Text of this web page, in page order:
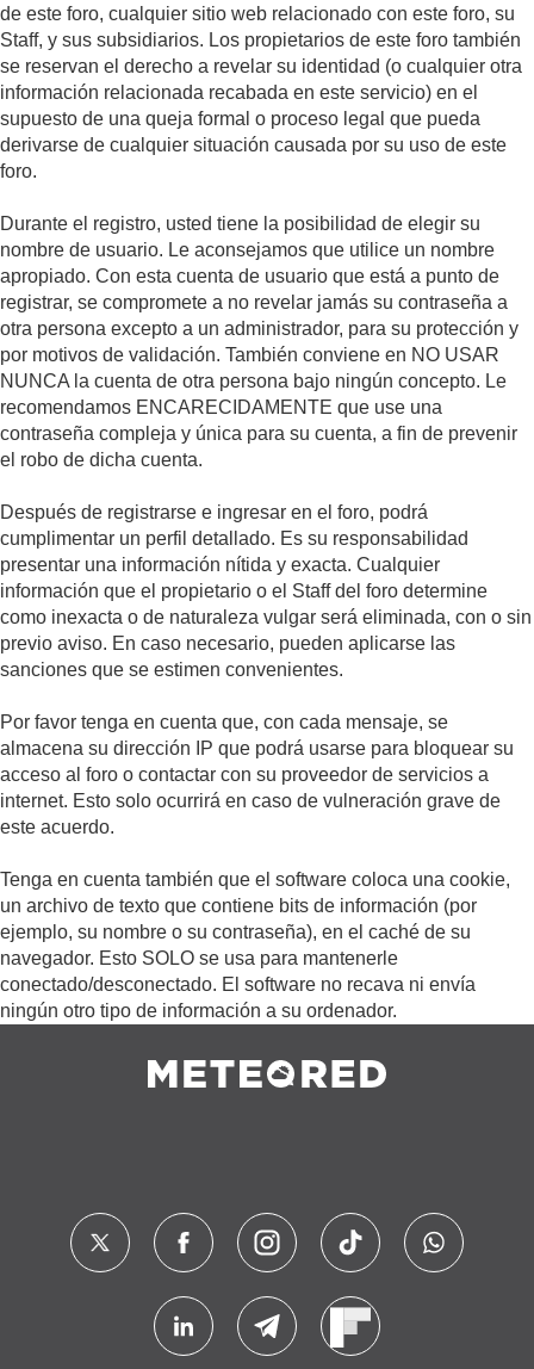
de este foro, cualquier sitio web relacionado con este foro, su
Staff, y sus subsidiarios. Los propietarios de este foro también
se reservan el derecho a revelar su identidad (o cualquier otra
información relacionada recabada en este servicio) en el
supuesto de una queja formal o proceso legal que pueda
derivarse de cualquier situación causada por su uso de este
foro.
Durante el registro, usted tiene la posibilidad de elegir su
nombre de usuario. Le aconsejamos que utilice un nombre
apropiado. Con esta cuenta de usuario que está a punto de
registrar, se compromete a no revelar jamás su contraseña a
otra persona excepto a un administrador, para su protección y
por motivos de validación. También conviene en NO USAR
NUNCA la cuenta de otra persona bajo ningún concepto. Le
recomendamos ENCARECIDAMENTE que use una
contraseña compleja y única para su cuenta, a fin de prevenir
el robo de dicha cuenta.
Después de registrarse e ingresar en el foro, podrá
cumplimentar un perfil detallado. Es su responsabilidad
presentar una información nítida y exacta. Cualquier
información que el propietario o el Staff del foro determine
como inexacta o de naturaleza vulgar será eliminada, con o sin
previo aviso. En caso necesario, pueden aplicarse las
sanciones que se estimen convenientes.
Por favor tenga en cuenta que, con cada mensaje, se
almacena su dirección IP que podrá usarse para bloquear su
acceso al foro o contactar con su proveedor de servicios a
internet. Esto solo ocurrirá en caso de vulneración grave de
este acuerdo.
Tenga en cuenta también que el software coloca una cookie,
un archivo de texto que contiene bits de información (por
ejemplo, su nombre o su contraseña), en el caché de su
navegador. Esto SOLO se usa para mantenerle
conectado/desconectado. El software no recava ni envía
ningún otro tipo de información a su ordenador.